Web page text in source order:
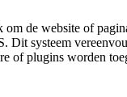
de website of
systeem
of plugins worden